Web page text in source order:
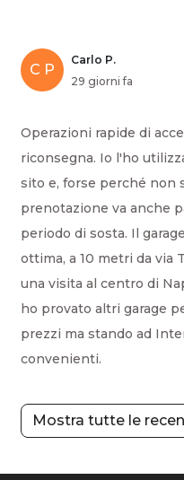
C P
Carlo P.
29 giorni fa
Operazioni rapide di
riconsegna. Io l'ho
sito e, forse perché non
prenotazione va anche
periodo di sosta. Il
ottima, a 10 metri da via
una visita al centro di
ho provato altri garage
prezzi ma stando ad
convenienti.
Mostra tutte le